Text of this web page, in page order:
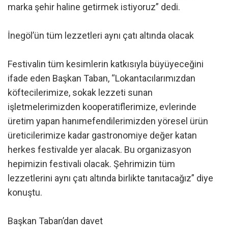
marka şehir haline getirmek istiyoruz” dedi.
İnegöl’ün tüm lezzetleri aynı çatı altında olacak
Festivalin tüm kesimlerin katkısıyla büyüyeceğini
ifade eden Başkan Taban, “Lokantacılarımızdan
köftecilerimize, sokak lezzeti sunan
işletmelerimizden kooperatiflerimize, evlerinde
üretim yapan hanımefendilerimizden yöresel ürün
üreticilerimize kadar gastronomiye değer katan
herkes festivalde yer alacak. Bu organizasyon
hepimizin festivali olacak. Şehrimizin tüm
lezzetlerini aynı çatı altında birlikte tanıtacağız” diye
konuştu.
Başkan Taban’dan davet